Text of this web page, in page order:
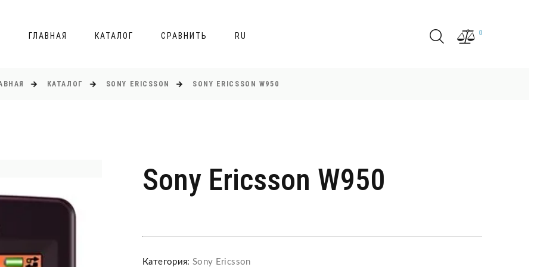
ГЛАВНАЯ КАТАЛОГ СРАВНИТЬ RU 0
КАТАЛОГ SONY ERICSSON SONY ERICSSON W950
Sony Ericsson W950
Категория: Sony Ericsson